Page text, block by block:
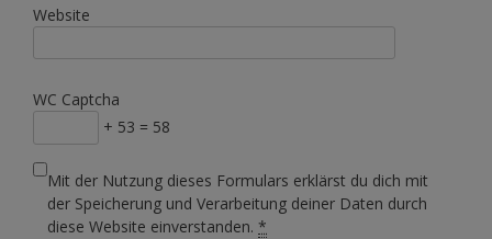
Website
WC Captcha
+ 53 = 58
Mit der Nutzung dieses Formulars erklärst du dich mit
der Speicherung und Verarbeitung deiner Daten durch
diese Website einverstanden. *